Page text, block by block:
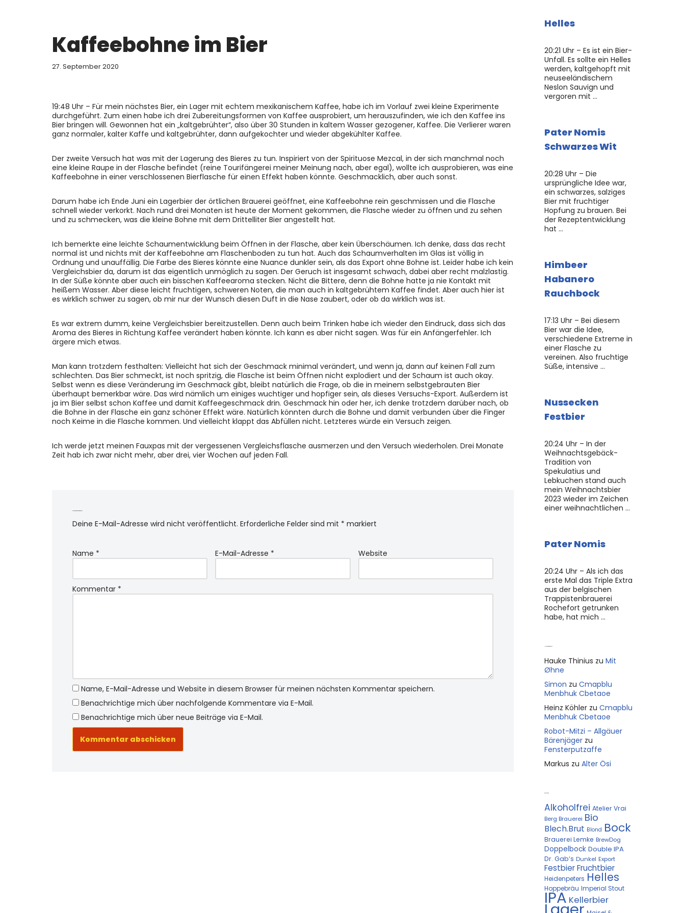
Kaffeebohne im Bier
27. September 2020
19:48 Uhr – Für mein nächstes Bier, ein Lager mit echtem mexikanischem Kaffee, habe ich im Vorlauf zwei kleine Experimente
durchgeführt. Zum einen habe ich drei Zubereitungsformen von Kaffee ausprobiert, um herauszufinden, wie ich den Kaffee ins
Bier bringen will. Gewonnen hat ein „kaltgebrühter“, also über 30 Stunden in kaltem Wasser gezogener, Kaffee. Die Verlierer waren
ganz normaler, kalter Kaffe und kaltgebrühter, dann aufgekochter und wieder abgekühlter Kaffee.
Der zweite Versuch hat was mit der Lagerung des Bieres zu tun. Inspiriert von der Spirituose Mezcal, in der sich manchmal noch
eine kleine Raupe in der Flasche befindet (reine Tourifängerei meiner Meinung nach, aber egal), wollte ich ausprobieren, was eine
Kaffeebohne in einer verschlossenen Bierflasche für einen Effekt haben könnte. Geschmacklich, aber auch sonst.
Darum habe ich Ende Juni ein Lagerbier der örtlichen Brauerei geöffnet, eine Kaffeebohne rein geschmissen und die Flasche
schnell wieder verkorkt. Nach rund drei Monaten ist heute der Moment gekommen, die Flasche wieder zu öffnen und zu sehen
und zu schmecken, was die kleine Bohne mit dem Drittelliter Bier angestellt hat.
Ich bemerkte eine leichte Schaumentwicklung beim Öffnen in der Flasche, aber kein Überschäumen. Ich denke, dass das recht
normal ist und nichts mit der Kaffeebohne am Flaschenboden zu tun hat. Auch das Schaumverhalten im Glas ist völlig in
Ordnung und unauffällig. Die Farbe des Bieres könnte eine Nuance dunkler sein, als das Export ohne Bohne ist. Leider habe ich kein
Vergleichsbier da, darum ist das eigentlich unmöglich zu sagen. Der Geruch ist insgesamt schwach, dabei aber recht malzlastig.
In der Süße könnte aber auch ein bisschen Kaffeearoma stecken. Nicht die Bittere, denn die Bohne hatte ja nie Kontakt mit
heißem Wasser. Aber diese leicht fruchtigen, schweren Noten, die man auch in kaltgebrühtem Kaffee findet. Aber auch hier ist
es wirklich schwer zu sagen, ob mir nur der Wunsch diesen Duft in die Nase zaubert, oder ob da wirklich was ist.
Es war extrem dumm, keine Vergleichsbier bereitzustellen. Denn auch beim Trinken habe ich wieder den Eindruck, dass sich das
Aroma des Bieres in Richtung Kaffee verändert haben könnte. Ich kann es aber nicht sagen. Was für ein Anfängerfehler. Ich
ärgere mich etwas.
Man kann trotzdem festhalten: Vielleicht hat sich der Geschmack minimal verändert, und wenn ja, dann auf keinen Fall zum
schlechten. Das Bier schmeckt, ist noch spritzig, die Flasche ist beim Öffnen nicht explodiert und der Schaum ist auch okay.
Selbst wenn es diese Veränderung im Geschmack gibt, bleibt natürlich die Frage, ob die in meinem selbstgebrauten Bier
überhaupt bemerkbar wäre. Das wird nämlich um einiges wuchtiger und hopfiger sein, als dieses Versuchs-Export. Außerdem ist
ja im Bier selbst schon Kaffee und damit Kaffeegeschmack drin. Geschmack hin oder her, ich denke trotzdem darüber nach, ob
die Bohne in der Flasche ein ganz schöner Effekt wäre. Natürlich könnten durch die Bohne und damit verbunden über die Finger
noch Keime in die Flasche kommen. Und vielleicht klappt das Abfüllen nicht. Letzteres würde ein Versuch zeigen.
Ich werde jetzt meinen Fauxpas mit der vergessenen Vergleichsflasche ausmerzen und den Versuch wiederholen. Drei Monate
Zeit hab ich zwar nicht mehr, aber drei, vier Wochen auf jeden Fall.
Deine E-Mail-Adresse wird nicht veröffentlicht. Erforderliche Felder sind mit * markiert
Name * E-Mail-Adresse * Website
Kommentar *
Name, E-Mail-Adresse und Website in diesem Browser für meinen nächsten Kommentar speichern.
Benachrichtige mich über nachfolgende Kommentare via E-Mail.
Benachrichtige mich über neue Beiträge via E-Mail.
Helles
20:21 Uhr – Es ist ein Bier-
Unfall. Es sollte ein Helles
werden, kaltgehopft mit
neuseeländischem
Neslon Sauvign und
vergoren mit …
Pater Nomis
Schwarzes Wit
20:28 Uhr – Die
ursprüngliche Idee war,
ein schwarzes, salziges
Bier mit fruchtiger
Hopfung zu brauen. Bei
der Rezeptentwicklung
hat …
Himbeer
Habanero
Rauchbock
17:13 Uhr – Bei diesem
Bier war die Idee,
verschiedene Extreme in
einer Flasche zu
vereinen. Also fruchtige
Süße, intensive …
Nussecken
Festbier
20:24 Uhr – In der
Weihnachtsgebäck-
Tradition von
Spekulatius und
Lebkuchen stand auch
mein Weihnachtsbier
2023 wieder im Zeichen
einer weihnachtlichen …
Pater Nomis
20:24 Uhr – Als ich das
erste Mal das Triple Extra
aus der belgischen
Trappistenbrauerei
Rochefort getrunken
habe, hat mich …
Hauke Thinius zu Mit
Øhne
Simon zu Cmapblu
Menbhuk Cbetaoe
Heinz Köhler zu Cmapblu
Menbhuk Cbetaoe
Robot-Mitzi – Allgäuer
Bärenjäger zu
Fensterputzaffe
Markus zu Alter Ösi
Alkoholfrei Atelier Vrai
Berg Brauerei Bio
Blech.Brut Blond Bock
Brauerei Lemke BrewDog
Doppelbock Double IPA
Dr. Gab‘s Dunkel Export
FestbierFruchtbier
Heidenpeters Helles
Hoppebräu Imperial Stout
IPA Kellerbier